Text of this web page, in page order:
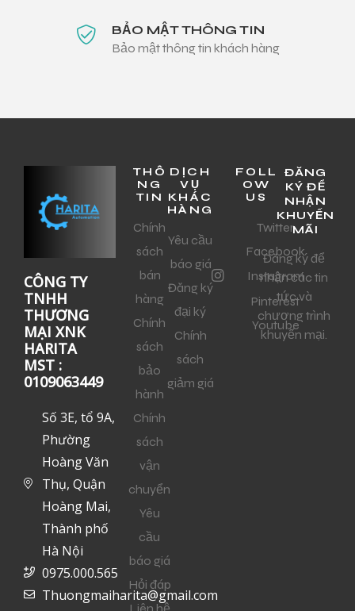
BẢO MẬT THÔNG TIN
Bảo mật thông tin khách hàng
CÔNG TY
TNHH
THƯƠNG
MẠI XNK
HARITA
MST :
0109063449
Số 3E, tổ 9A,
Phường
Hoàng Văn
Thụ, Quận
Hoàng Mai,
Thành phố
Hà Nội
0975.000.565
Thuongmaiharita@gmail.com
THÔ
NG
TIN
Chính
sách
bán
hàng
Chính
sách
bảo
hành
Chính
sách
vận
chuyển
Yêu
cầu
báo giá
Hỏi đáp
DỊCH
VỤ
KHÁC
HÀNG
Yêu cầu
báo giá
Đăng ký
đại ký
Chính
sách
giảm giá
FOLL
OW
US
Twitter
Facebook
Instagram
Pinterest
Youtube
ĐĂNG
KÝ ĐỂ
NHẬN
KHUYẾN
MÃI
Đăng ký để
nhận các tin
tức và
chương trình
khuyến mại.